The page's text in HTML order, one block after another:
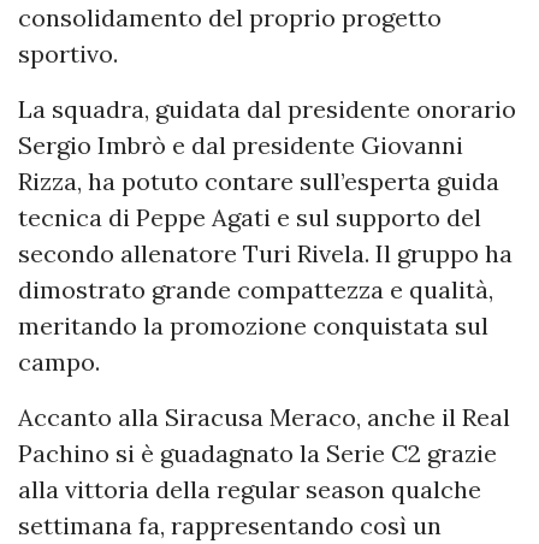
consolidamento del proprio progetto
sportivo.
La squadra, guidata dal presidente onorario
Sergio Imbrò e dal presidente Giovanni
Rizza, ha potuto contare sull’esperta guida
tecnica di Peppe Agati e sul supporto del
secondo allenatore Turi Rivela. Il gruppo ha
dimostrato grande compattezza e qualità,
meritando la promozione conquistata sul
campo.
Accanto alla Siracusa Meraco, anche il Real
Pachino si è guadagnato la Serie C2 grazie
alla vittoria della regular season qualche
settimana fa, rappresentando così un